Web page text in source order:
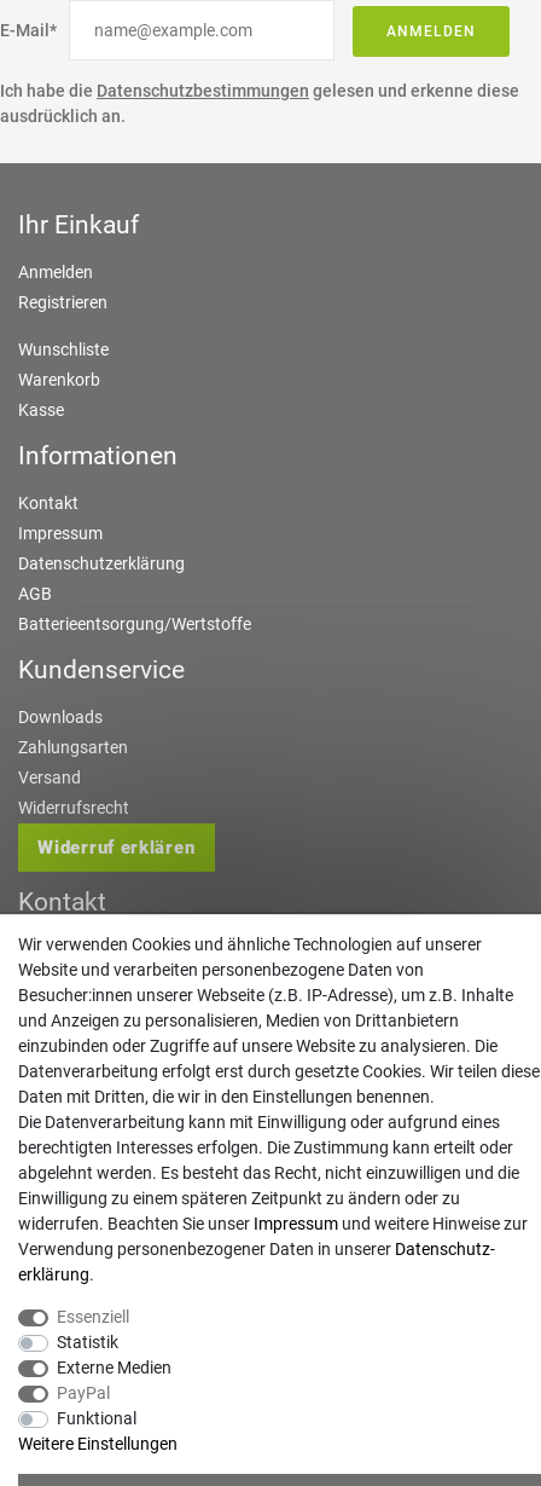
E-Mail* ANMELDEN
Ich habe die Datenschutzbestimmungen gelesen und erkenne diese
ausdrücklich an.
Ihr Einkauf
Anmelden
Registrieren
Wunschliste
Warenkorb
Kasse
Informationen
Kontakt
Impressum
Datenschutzerklärung
AGB
Batterieentsorgung/Wertstoffe
Kundenservice
Downloads
Zahlungsarten
Versand
Widerrufsrecht
Widerruf erklären
Kontakt
info@gartentechnik-hansen.de
0481 8565-0
Mo. - Do. 08:00 - 17:00 | Fr. 8:00 - 15:00
Anrufe aus dem dt. Festnetz zum Ortstarif, Preise aus dem Mobilfunknetz ggf.
abweichend (abhängig vom Provider).
© Copyright 2026 | Alle Rechte vorbehalten. - Gartentechnik Hansen | Realisation
Wir verwenden Cookies und ähnliche Technologien auf unserer
Website und verarbeiten personenbezogene Daten von
Besucher:innen unserer Webseite (z.B. IP-Adresse), um z.B. Inhalte
und Anzeigen zu personalisieren, Medien von Drittanbietern
einzubinden oder Zugriffe auf unsere Website zu analysieren. Die
Datenverarbeitung erfolgt erst durch gesetzte Cookies. Wir teilen diese
Daten mit Dritten, die wir in den Einstellungen benennen.
Die Datenverarbeitung kann mit Einwilligung oder aufgrund eines
berechtigten Interesses erfolgen. Die Zustimmung kann erteilt oder
abgelehnt werden. Es besteht das Recht, nicht einzuwilligen und die
Einwilligung zu einem späteren Zeitpunkt zu ändern oder zu
widerrufen. Beachten Sie unser Impressum und weitere Hinweise zur
Verwendung personenbezogener Daten in unserer Daten­schutz­
erklärung.
Essenziell
Statistik
Externe Medien
PayPal
Funktional
Weitere Einstellungen